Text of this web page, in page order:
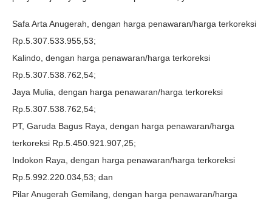
Safa Arta Anugerah, dengan harga penawaran/harga terkoreksi
Rp.5.307.533.955,53;
Kalindo, dengan harga penawaran/harga terkoreksi
Rp.5.307.538.762,54;
Jaya Mulia, dengan harga penawaran/harga terkoreksi
Rp.5.307.538.762,54;
PT, Garuda Bagus Raya, dengan harga penawaran/harga
terkoreksi Rp.5.450.921.907,25;
Indokon Raya, dengan harga penawaran/harga terkoreksi
Rp.5.992.220.034,53; dan
Pilar Anugerah Gemilang, dengan harga penawaran/harga